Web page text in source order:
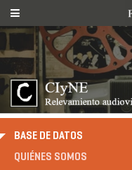
BASE DE DATOS
QUIÉNES SOMOS